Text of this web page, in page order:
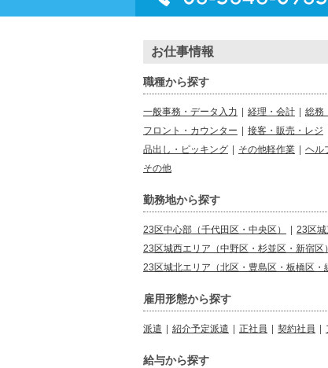
お仕事情報
職種から探す
一般事務・データ入力 経理・会計 総務
フロント・カウンター
接客・販売・レジ
品出し・ピッキング
その他軽作業 ヘル
その他
勤務地から探す
23区中心部（千代田区・中央区） 23区城
23区城西エリア（中野区・杉並区・新宿区）
23区城北エリア（北区・豊島区・板橋区・
雇用形態から探す
派遣 紹介予定派遣 正社員 契約社員
給与から探す